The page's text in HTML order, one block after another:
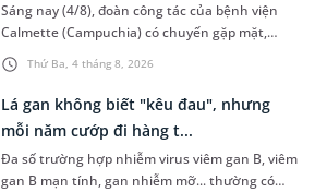
Thứ Ba, 4 tháng 8, 2026
Sáng nay (4/8), đoàn công tác của bệnh viện
Calmette (Campuchia) có chuyến gặp mặt,
tham quan và làm việc tại Hệ thống Y tế
MEDLATEC. Chuyến thăm quan góp ph...
Lá gan không biết "kêu đau", nhưng
mỗi năm cướp đi hàng t...
Đa số trường hợp nhiễm virus viêm gan B, viêm
gan B mạn tính, gan nhiễm mỡ... thường có